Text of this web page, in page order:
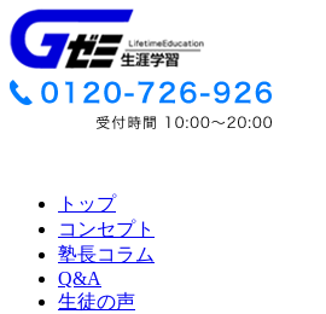
トップ
コンセプト
塾長コラム
Q&A
生徒の声